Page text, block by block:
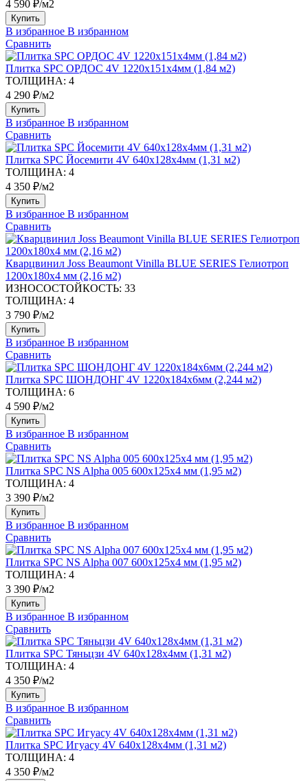
4 590 ₽/м2
Купить
В избранное В избранном
Сравнить
Плитка SPC ОРДОС 4V 1220х151х4мм (1,84 м2)
ТОЛЩИНА: 4
4 290 ₽/м2
Купить
В избранное В избранном
Сравнить
Плитка SPC Йосемити 4V 640х128х4мм (1,31 м2)
ТОЛЩИНА: 4
4 350 ₽/м2
Купить
В избранное В избранном
Сравнить
Кварцвинил Joss Beaumont Vinilla BLUE SERIES Гелиотроп
1200х180х4 мм (2,16 м2)
ИЗНОСОСТОЙКОСТЬ: 33
ТОЛЩИНА: 4
3 790 ₽/м2
Купить
В избранное В избранном
Сравнить
Плитка SPC ШОНДОНГ 4V 1220х184х6мм (2,244 м2)
ТОЛЩИНА: 6
4 590 ₽/м2
Купить
В избранное В избранном
Сравнить
Плитка SPC NS Alpha 005 600х125х4 мм (1,95 м2)
ТОЛЩИНА: 4
3 390 ₽/м2
Купить
В избранное В избранном
Сравнить
Плитка SPC NS Alpha 007 600х125х4 мм (1,95 м2)
ТОЛЩИНА: 4
3 390 ₽/м2
Купить
В избранное В избранном
Сравнить
Плитка SPC Тяньцзи 4V 640х128х4мм (1,31 м2)
ТОЛЩИНА: 4
4 350 ₽/м2
Купить
В избранное В избранном
Сравнить
Плитка SPC Игуасу 4V 640х128х4мм (1,31 м2)
ТОЛЩИНА: 4
4 350 ₽/м2